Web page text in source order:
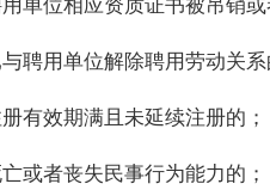
单位相应资质证书被吊销
聘用单位解除聘用劳动关系
有效期满且未延续注册的；
或者丧失民事行为能力的；